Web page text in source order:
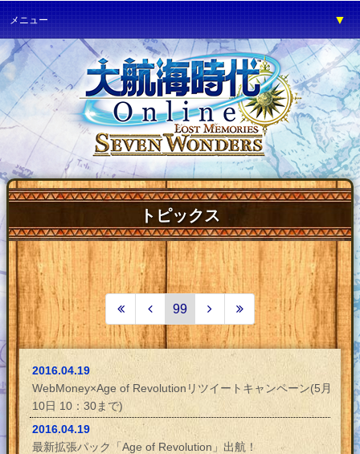
メニュー ▼
ゲーム紹介 ▼
プレイガイド ▼
サービス ▼
イベント ▼
開発の部屋 ▼
サポート ▼
▼
ネットカフェ ▼
トピックス
99
2016.04.19
WebMoney×Age of Revolutionリツイートキャンペーン(5月
10日 10：30まで)
2016.04.19
最新拡張パック「Age of Revolution」出航！